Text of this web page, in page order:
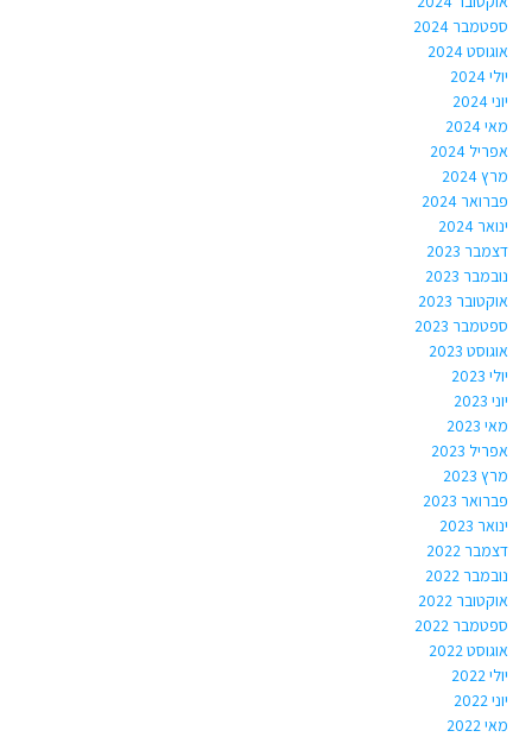
ספטמבר 2024
אוגוסט 2024
יולי 2024
יוני 2024
מאי 2024
אפריל 2024
מרץ 2024
פברואר 2024
ינואר 2024
דצמבר 2023
נובמבר 2023
אוקטובר 2023
ספטמבר 2023
אוגוסט 2023
יולי 2023
יוני 2023
מאי 2023
אפריל 2023
מרץ 2023
פברואר 2023
ינואר 2023
דצמבר 2022
נובמבר 2022
אוקטובר 2022
ספטמבר 2022
אוגוסט 2022
יולי 2022
יוני 2022
מאי 2022